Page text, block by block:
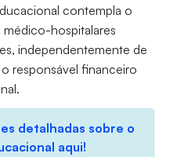
contempla o
hospitalares
independentemente de
responsável financeiro
detalhadas sobre o
aqui!